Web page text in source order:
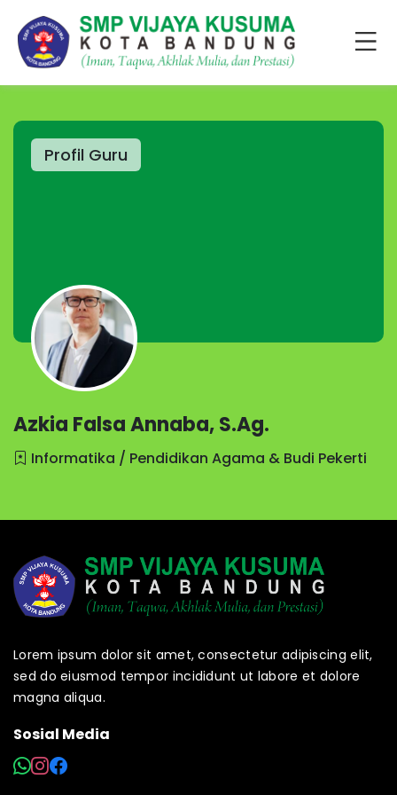
Profil Guru
Azkia Falsa Annaba, S.Ag.
Informatika / Pendidikan Agama & Budi Pekerti
Lorem ipsum dolor sit amet, consectetur adipiscing elit,
sed do eiusmod tempor incididunt ut labore et dolore
magna aliqua.
Sosial Media